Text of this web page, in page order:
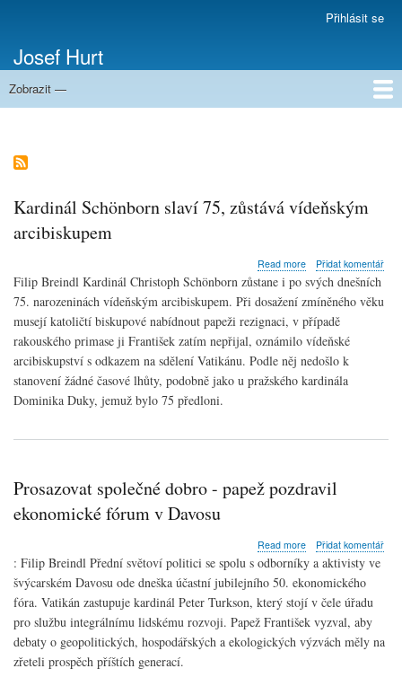
obsahu
uživatelského
účtu
Přihlásit se
Josef Hurt
Zobrazit —
Kardinál Schönborn slaví 75, zůstává vídeňským
arcibiskupem
Read moreabout
Kardinál
Schönborn
slaví
75,
zůstává
vídeňským
arcibiskupem
Přidat komentář
Filip Breindl Kardinál Christoph Schönborn zůstane i po svých dnešních
75. narozeninách vídeňským arcibiskupem. Při dosažení zmíněného věku
musejí katoličtí biskupové nabídnout papeži rezignaci, v případě
rakouského primase ji František zatím nepřijal, oznámilo vídeňské
arcibiskupství s odkazem na sdělení Vatikánu. Podle něj nedošlo k
stanovení žádné časové lhůty, podobně jako u pražského kardinála
Dominika Duky, jemuž bylo 75 předloni.
Prosazovat společné dobro - papež pozdravil
ekonomické fórum v Davosu
Read moreabout
Prosazovat
společné
dobro
-
papež
ekonomické
Přidat komentář
: Filip Breindl Přední světoví politici se spolu s odborníky a aktivisty ve
švýcarském Davosu ode dneška účastní jubilejního 50. ekonomického
fóra. Vatikán zastupuje kardinál Peter Turkson, který stojí v čele úřadu
pro službu integrálnímu lidskému rozvoji. Papež František vyzval, aby
debaty o geopolitických, hospodářských a ekologických výzvách měly na
zřeteli prospěch příštích generací.